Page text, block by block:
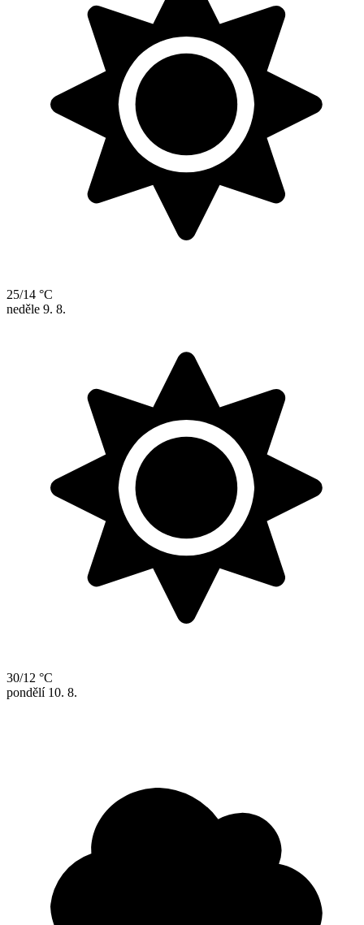
25/14 °C
neděle 9. 8.
30/12 °C
pondělí 10. 8.